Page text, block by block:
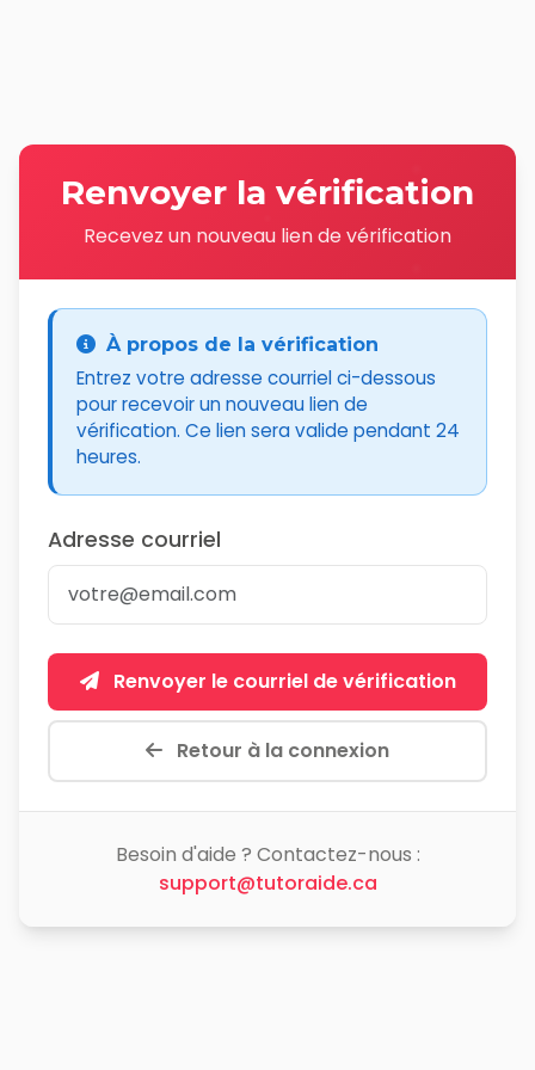
Renvoyer la vérification
Recevez un nouveau lien de vérification
À propos de la vérification
Entrez votre adresse courriel ci-dessous
pour recevoir un nouveau lien de
vérification. Ce lien sera valide pendant 24
heures.
Adresse courriel
Renvoyer le courriel de vérification
Retour à la connexion
Besoin d'aide ? Contactez-nous :
support@tutoraide.ca